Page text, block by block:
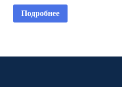
переливом, для
бетонных бассейнов
Подробнее